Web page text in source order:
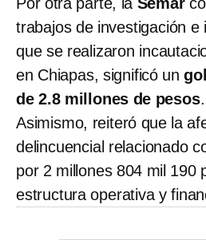
trabajos de investigación e
que se realizaron
en Chiapas, significó un
de 2.8 millones de pesos.
Asimismo, reiteró que la
delincuencial relacionado
por 2 millones 804 mil 190
estructura operativa y